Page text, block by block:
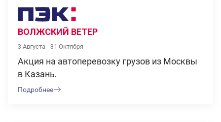
ВОЛЖСКИЙ ВЕТЕР
3 Августа - 31 Октября
Акция на автоперевозку грузов из Москвы
в Казань.
Подробнее